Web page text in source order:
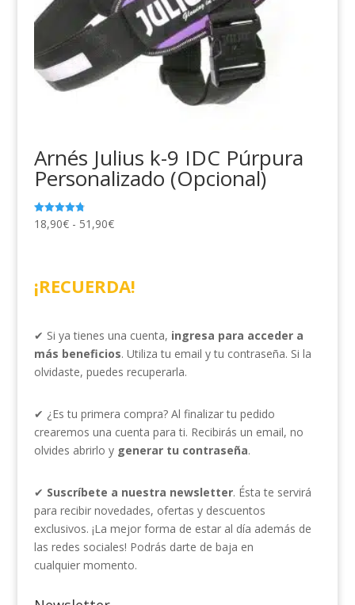
Arnés Julius k-9 IDC Púrpura
Personalizado (Opcional)
Valorado
con
18,90€ - 51,90€Rango
desde
18,90€
51,90€
¡RECUERDA!
✔ Si ya tienes una cuenta, ingresa para acceder a
más beneficios. Utiliza tu email y tu contraseña. Si la
olvidaste, puedes recuperarla.
✔ ¿Es tu primera compra? Al finalizar tu pedido
crearemos una cuenta para ti. Recibirás un email, no
olvides abrirlo y generar tu contraseña.
✔ Suscríbete a nuestra newsletter. Ésta te servirá
para recibir novedades, ofertas y descuentos
exclusivos. ¡La mejor forma de estar al día además de
las redes sociales! Podrás darte de baja en
cualquier momento.